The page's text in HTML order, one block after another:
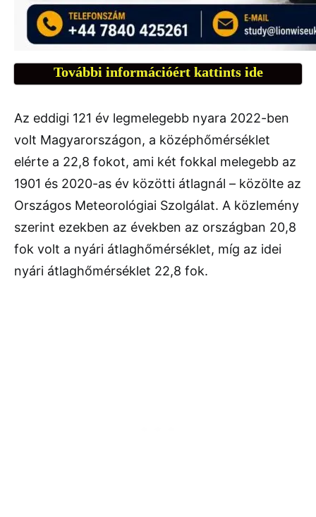
További információért kattints ide
Az eddigi 121 év legmelegebb nyara 2022-ben
volt Magyarországon, a középhőmérséklet
elérte a 22,8 fokot, ami két fokkal melegebb az
1901 és 2020-as év közötti átlagnál – közölte az
Országos Meteorológiai Szolgálat. A közlemény
szerint ezekben az években az országban 20,8
fok volt a nyári átlaghőmérséklet, míg az idei
nyári átlaghőmérséklet 22,8 fok.